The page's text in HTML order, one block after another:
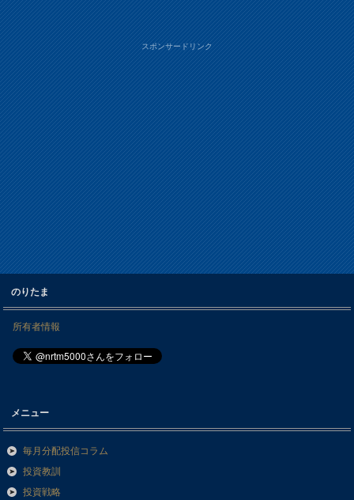
スポンサードリンク
のりたま
所有者情報
メニュー
毎月分配投信コラム
投資教訓
投資戦略